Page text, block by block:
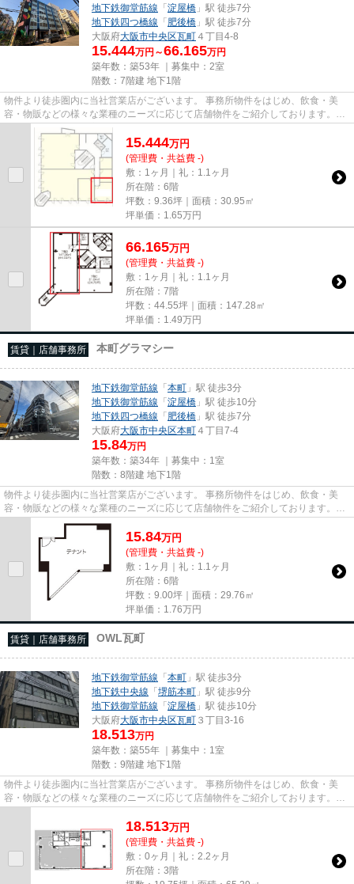
地下鉄御堂筋線 「淀屋橋 」駅 徒歩7分
地下鉄四つ橋線 「肥後橋 」駅 徒歩7分
大阪府大阪市中央区瓦町 ４丁目4-8
15.444万円～66.165万円
築年数：築53年 ｜募集中： 2室
階数：7階建 地下1階
物件より徒歩圏内に当社営業店がございます。 事務所物件をはじめ、飲食・美
容・物販などの様々な業種のニーズに応じて店舗物件をご紹介しております。
尚、弊社ではおとり広告は一切...
15.444万円
(管理費・共益費 -)
敷：1ヶ月｜礼：1.1ヶ月
所在階：6階
坪数：9.36坪｜面積：30.95㎡
坪単価： 1.65万円
66.165万円
(管理費・共益費 -)
敷：1ヶ月｜礼：1.1ヶ月
所在階：7階
坪数：44.55坪｜面積：147.28㎡
坪単価： 1.49万円
賃貸｜店舗事務所 本町グラマシー
地下鉄御堂筋線 「本町 」駅 徒歩3分
地下鉄御堂筋線 「淀屋橋 」駅 徒歩10分
地下鉄四つ橋線 「肥後橋 」駅 徒歩7分
大阪府大阪市中央区本町 ４丁目7-4
15.84万円
築年数：築34年 ｜募集中： 1室
階数：8階建 地下1階
物件より徒歩圏内に当社営業店がございます。 事務所物件をはじめ、飲食・美
容・物販などの様々な業種のニーズに応じて店舗物件をご紹介しております。
尚、弊社ではおとり広告は一切...
15.84万円
(管理費・共益費 -)
敷：1ヶ月｜礼：1.1ヶ月
所在階：6階
坪数：9.00坪｜面積：29.76㎡
坪単価： 1.76万円
賃貸｜店舗事務所 OWL瓦町
地下鉄御堂筋線 「本町 」駅 徒歩3分
地下鉄中央線 「堺筋本町 」駅 徒歩9分
地下鉄御堂筋線 「淀屋橋 」駅 徒歩10分
大阪府大阪市中央区瓦町 ３丁目3-16
18.513万円
築年数：築55年 ｜募集中： 1室
階数：9階建 地下1階
物件より徒歩圏内に当社営業店がございます。 事務所物件をはじめ、飲食・美
容・物販などの様々な業種のニーズに応じて店舗物件をご紹介しております。
尚、弊社ではおとり広告は一切...
18.513万円
(管理費・共益費 -)
敷：0ヶ月｜礼：2.2ヶ月
所在階：3階